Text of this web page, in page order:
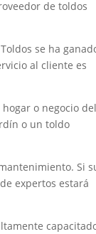
de toldos
se ha
al cliente es
o negocio
o un toldo
Si
expertos estará